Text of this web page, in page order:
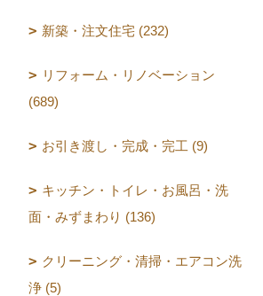
新築・注文住宅 (232)
リフォーム・リノベーション
(689)
お引き渡し・完成・完工 (9)
キッチン・トイレ・お風呂・洗
面・みずまわり (136)
クリーニング・清掃・エアコン洗
浄 (5)